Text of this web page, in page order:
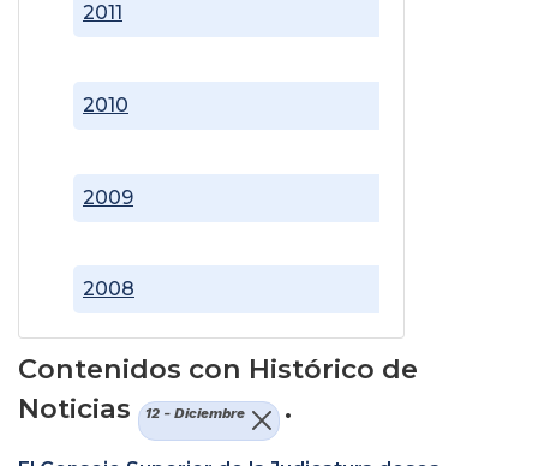
2008
2009
2010
2011
Contenidos con Histórico de
Noticias
12 - Diciembre .